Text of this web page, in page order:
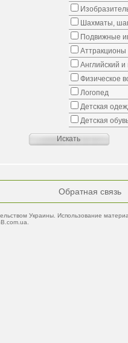
Шахматы,
Подвижные
Аттракционы
Английский
Физическое
Логопед
Детская
Детская
Обратная связь
Украины. Использование